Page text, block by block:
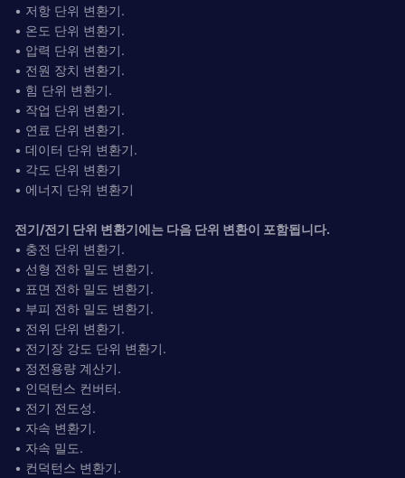
• 저항 단위 변환기.
• 온도 단위 변환기.
• 압력 단위 변환기.
• 전원 장치 변환기.
• 힘 단위 변환기.
• 작업 단위 변환기.
• 연료 단위 변환기.
• 데이터 단위 변환기.
• 각도 단위 변환기
• 에너지 단위 변환기
전기/전기 단위 변환기에는 다음 단위 변환이 포함됩니다.
• 충전 단위 변환기.
• 선형 전하 밀도 변환기.
• 표면 전하 밀도 변환기.
• 부피 전하 밀도 변환기.
• 전위 단위 변환기.
• 전기장 강도 단위 변환기.
• 정전용량 계산기.
• 인덕턴스 컨버터.
• 전기 전도성.
• 자속 변환기.
• 자속 밀도.
• 컨덕턴스 변환기.